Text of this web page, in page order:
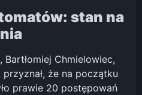
stan na
Bartłomiej Chmielowiec,
przyznał, że na początku
prawie 20 postępowań